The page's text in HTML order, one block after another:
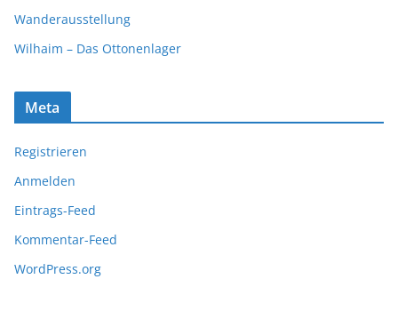
Wanderausstellung
Wilhaim – Das Ottonenlager
Meta
Registrieren
Anmelden
Eintrags-Feed
Kommentar-Feed
WordPress.org